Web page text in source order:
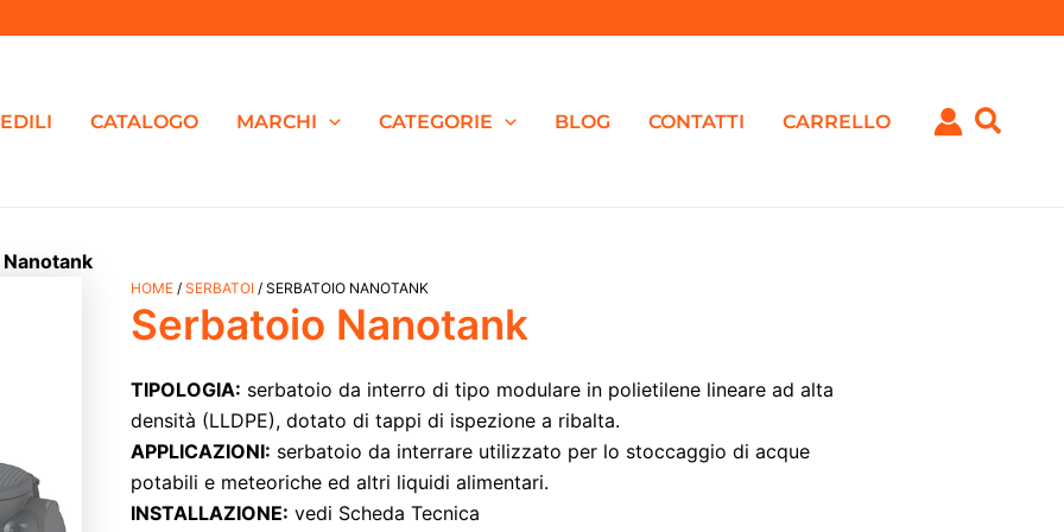
CATALOGO MARCHI CATEGORIE BLOG CONTATTI CARRELLO
HOME /SERBATOI / SERBATOIO NANOTANK
Serbatoio Nanotank
TIPOLOGIA: serbatoio da interro di tipo modulare in polietilene lineare ad alta
densità (LLDPE), dotato di tappi di ispezione a ribalta.
APPLICAZIONI: serbatoio da interrare utilizzato per lo stoccaggio di acque
potabili e meteoriche ed altri liquidi alimentari.
INSTALLAZIONE: vedi Scheda Tecnica
Serbatoio
Nanotank
quantità